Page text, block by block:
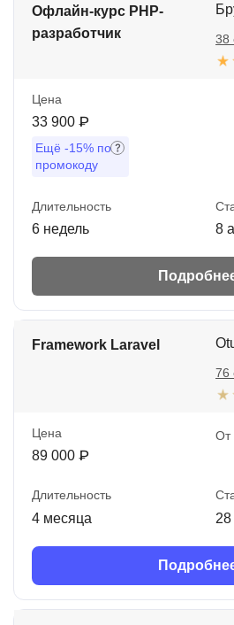
Офлайн-курс PHP-
разработчик
38
Цена
33 900 ₽
Ещё -15% по
промокоду
Длительность
6 недель 8
Framework Laravel
76
Цена
89 000 ₽
От
Длительность
4 месяца 28